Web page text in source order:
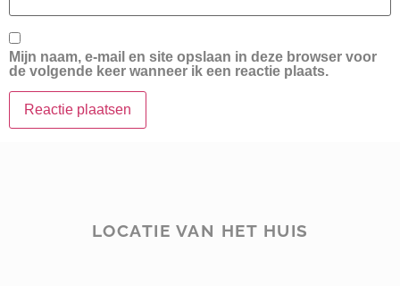
Mijn naam, e-mail en site opslaan in deze browser voor
de volgende keer wanneer ik een reactie plaats.
LOCATIE VAN HET HUIS